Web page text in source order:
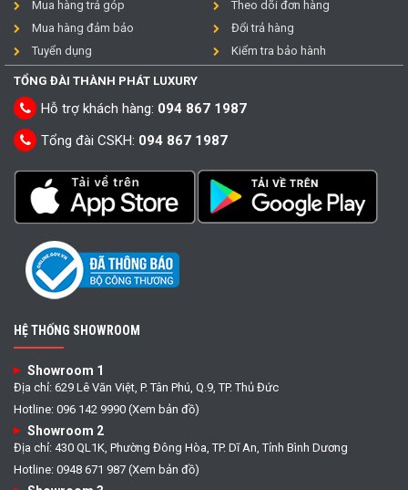
Mua hàng trả góp
Mua hàng đảm bảo
Tuyển dụng
Theo dõi đơn hàng
Đổi trả hàng
Kiểm tra bảo hành
TỔNG ĐÀI THÀNH PHÁT LUXURY
Hỗ trợ khách hàng: 094 867 1987
Tổng đài CSKH: 094 867 1987
HỆ THỐNG SHOWROOM
Showroom 1
Địa chỉ: 629 Lê Văn Việt, P. Tân Phú, Q.9, TP. Thủ Đức
Hotline: 096 142 9990 (Xem bản đồ)
Showroom 2
Địa chỉ: 430 QL1K, Phường Đông Hòa, TP. Dĩ An, Tỉnh Bình Dương
Hotline: 0948 671 987 (Xem bản đồ)